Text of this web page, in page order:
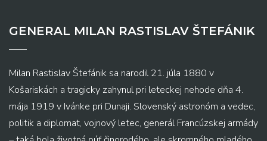
GENERAL MILAN RASTISLAV ŠTEFÁNIK
Milan Rastislav Štefánik sa narodil 21. júla 1880 v
Košariskách a tragicky zahynul pri leteckej nehode dňa 4.
mája 1919 v Ivánke pri Dunaji. Slovenský astronóm a vedec,
politik a diplomat, vojnový letec, generál Francúzskej armády